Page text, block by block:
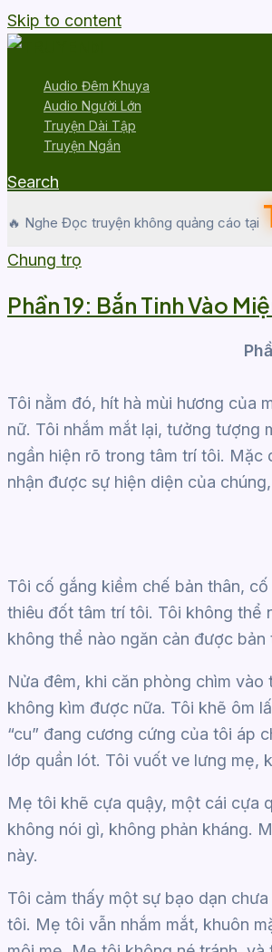
Skip to content
Audio Đêm Khuya
Audio Người Lớn
Truyện Dài Tập
Truyện Ngắn
Search
🔥 Nghe Đọc truyện không quảng cáo tại
Chung trọ
Phần 19: Bắn Tinh Vào
Tôi nằm đó, hít hà mùi hương của
nữ. Tôi nhắm mắt lại, tưởng tượng
ngần hiện rõ trong tâm trí tôi.
nhận được sự hiện diện của
Tôi cố gắng kiềm chế bản thân,
thiêu đốt tâm trí tôi. Tôi không thể
không thể nào ngăn cản được bản
Nửa đêm, khi căn phòng chìm
không kìm được nữa. Tôi khẽ ôm
“cu” đang cương cứng của tôi áp
lớp quần lót. Tôi vuốt ve lưng mẹ,
Mẹ tôi khẽ cựa quậy, một cái cựa
không nói gì, không phản kháng.
này.
Tôi cảm thấy một sự bạo dạn
tôi. Mẹ tôi vẫn nhắm mắt, khuôn